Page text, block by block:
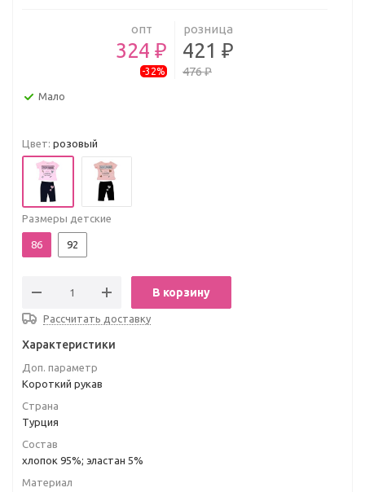
опт
324 ₽
-32%
розница
421 ₽
476 ₽
Мало
Цвет: розовый
Размеры детские
86 92
В корзину
Рассчитать доставку
Характеристики
Доп. параметр
Короткий рукав
Страна
Турция
Состав
хлопок 95%; эластан 5%
Материал